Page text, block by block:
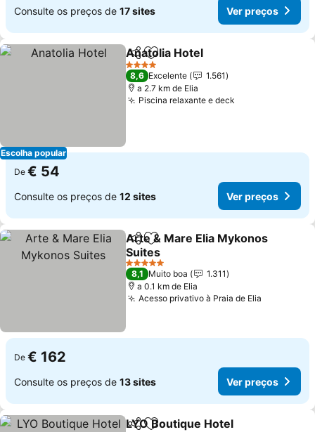
Consulte os preços de 17 sites Ver preços
Escolha popular
PartilharAdicionar aos favoritos
Anatolia Hotel
4 Estrelas
8,6 Excelente
1.561
a 2.7 km de Elia
Piscina relaxante e deck
De € 54
Consulte os preços de 12 sites Ver preços
PartilharAdicionar aos favoritos
Arte & Mare Elia Mykonos
Suites
5 Estrelas
8,1 Muito boa
1.311
a 0.1 km de Elia
Acesso privativo à Praia de Elia
De € 162
Consulte os preços de 13 sites Ver preços
LYO Boutique Hotel